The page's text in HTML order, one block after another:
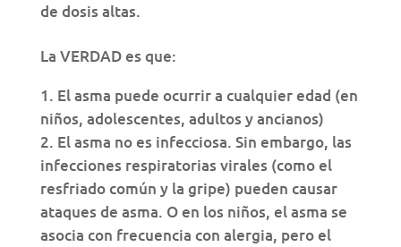
de dosis altas.
La VERDAD es que:
El asma puede ocurrir a cualquier edad (en
niños, adolescentes, adultos y ancianos)
El asma no es infecciosa. Sin embargo, las
infecciones respiratorias virales (como el
resfriado común y la gripe) pueden causar
ataques de asma. O en los niños, el asma se
asocia con frecuencia con alergia, pero el